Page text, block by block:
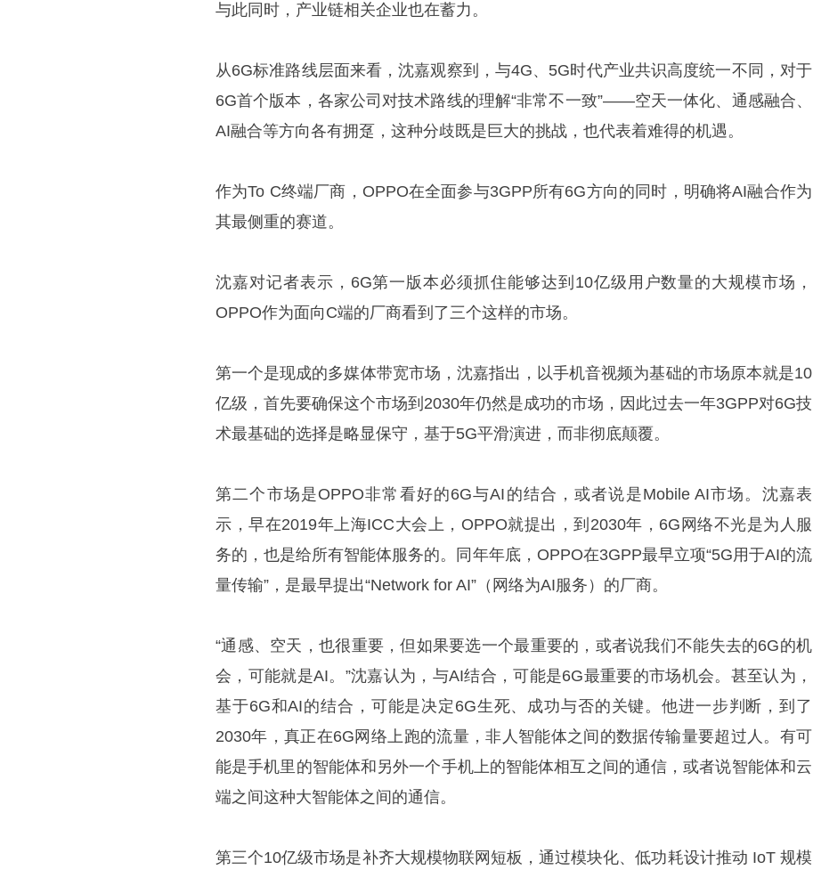
与此同时，产业链相关企业也在蓄力。
从6G标准路线层面来看，沈嘉观察到，与4G、5G时代产业共识高度统一不同，对于
6G首个版本，各家公司对技术路线的理解“非常不一致”——空天一体化、通感融合、
AI融合等方向各有拥趸，这种分歧既是巨大的挑战，也代表着难得的机遇。
作为To C终端厂商，OPPO在全面参与3GPP所有6G方向的同时，明确将AI融合作为
其最侧重的赛道。
沈嘉对记者表示，6G第一版本必须抓住能够达到10亿级用户数量的大规模市场，
OPPO作为面向C端的厂商看到了三个这样的市场。
第一个是现成的多媒体带宽市场，沈嘉指出，以手机音视频为基础的市场原本就是10
亿级，首先要确保这个市场到2030年仍然是成功的市场，因此过去一年3GPP对6G技
术最基础的选择是略显保守，基于5G平滑演进，而非彻底颠覆。
第二个市场是OPPO非常看好的6G与AI的结合，或者说是Mobile AI市场。沈嘉表
示，早在2019年上海ICC大会上，OPPO就提出，到2030年，6G网络不光是为人服
务的，也是给所有智能体服务的。同年年底，OPPO在3GPP最早立项“5G用于AI的流
量传输”，是最早提出“Network for AI”（网络为AI服务）的厂商。
“通感、空天，也很重要，但如果要选一个最重要的，或者说我们不能失去的6G的机
会，可能就是AI。”沈嘉认为，与AI结合，可能是6G最重要的市场机会。甚至认为，
基于6G和AI的结合，可能是决定6G生死、成功与否的关键。他进一步判断，到了
2030年，真正在6G网络上跑的流量，非人智能体之间的数据传输量要超过人。有可
能是手机里的智能体和另外一个手机上的智能体相互之间的通信，或者说智能体和云
端之间这种大智能体之间的通信。
第三个10亿级市场是补齐大规模物联网短板，通过模块化、低功耗设计推动 IoT 规模